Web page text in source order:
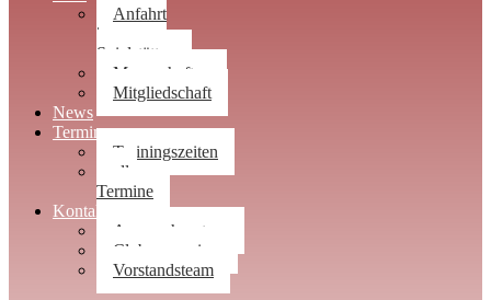
Anfahrt
|
Spielstätten
Mannschaften
Mitgliedschaft
News
Termine
Trainingszeiten
alle
Termine
Kontakt
Ansprechpartner
Clubwegweiser
Vorstandsteam